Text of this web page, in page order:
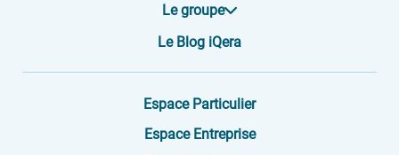
Le groupe
Le Blog iQera
Espace Particulier
Espace Entreprise